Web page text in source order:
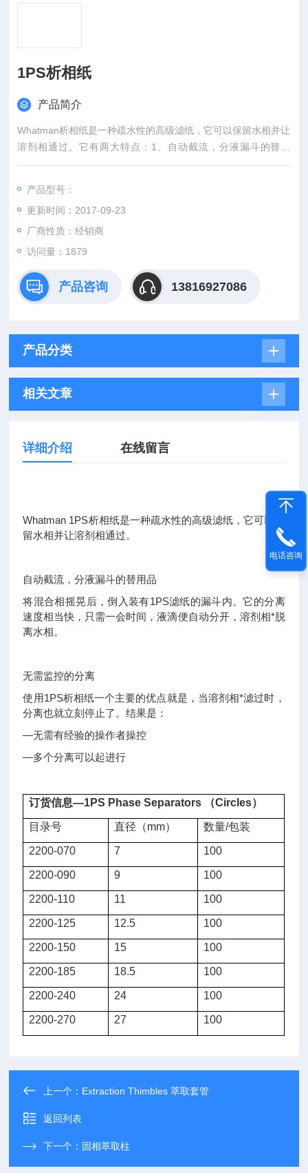
1PS析相纸
产品简介
Whatman析相纸是一种疏水性的高级滤纸，它可以保留水相并让
溶剂相通过。它有两大特点：1、自动截流，分液漏斗的替代
品；2、无需监控的分离。
产品型号：
更新时间：2017-09-23
厂商性质：经销商
访问量：1879
产品咨询 13816927086
产品分类
相关文章
详细介绍 在线留言
Whatman 1PS析相纸是一种疏水性的高级滤纸，它可以保
留水相并让溶剂相通过。
自动截流，分液漏斗的替用品
将混合相摇晃后，倒入装有1PS滤纸的漏斗内。它的分离
速度相当快，只需一会时间，液滴便自动分开，溶剂相*脱
离水相。
无需监控的分离
使用1PS析相纸一个主要的优点就是，当溶剂相*滤过时，
分离也就立刻停止了。结果是：
—无需有经验的操作者操控
—多个分离可以起进行
订货信息—1PS Phase Separators （Circles）
目录号 直径（mm） 数量/包装
2200-070 7 100
2200-090 9 100
2200-110 11 100
2200-125 12.5 100
2200-150 15 100
2200-185 18.5 100
2200-240 24 100
2200-270 27 100
上一个： Extraction Thimbles 萃取套管
返回列表
下一个： 固相萃取柱
电话咨询